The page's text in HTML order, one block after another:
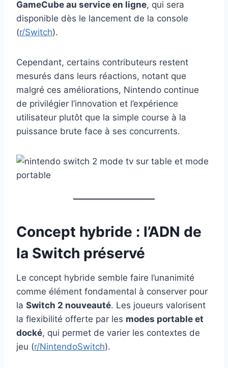
GameCube au service en ligne, qui sera
disponible dès le lancement de la console
(r/Switch).
Cependant, certains contributeurs restent
mesurés dans leurs réactions, notant que
malgré ces améliorations, Nintendo continue
de privilégier l’innovation et l’expérience
utilisateur plutôt que la simple course à la
puissance brute face à ses concurrents.
Concept hybride : l’ADN de
la Switch préservé
Le concept hybride semble faire l’unanimité
comme élément fondamental à conserver pour
la Switch 2 nouveauté. Les joueurs valorisent
la flexibilité offerte par les modes portable et
docké, qui permet de varier les contextes de
jeu (r/NintendoSwitch).